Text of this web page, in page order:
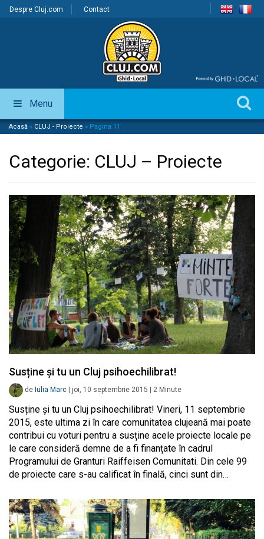
Despre Cluj.com Contact
Menu
Acasă » CLUJ - Proiecte » Pagina 11
Categorie: CLUJ – Proiecte
Susține și tu un Cluj psihoechilibrat!
de Iulia Marc joi, 10 septembrie 2015 2 Minute
Susține și tu un Cluj psihoechilibrat! Vineri, 11 septembrie
2015, este ultima zi în care comunitatea clujeană mai poate
contribui cu voturi pentru a susține acele proiecte locale pe
le care consideră demne de a fi finanțate în cadrul
Programului de Granturi Raiffeisen Comunitati. Din cele 99
de proiecte care s-au calificat în finală, cinci sunt din…